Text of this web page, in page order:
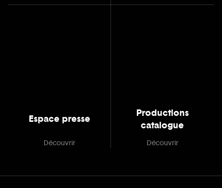
Espace presse
Découvrir
Productions
catalogue
Découvrir